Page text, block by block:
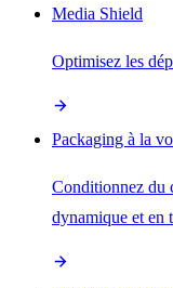
Media Shield
Optimisez les
Packaging à la
Conditionnez du
dynamique et en